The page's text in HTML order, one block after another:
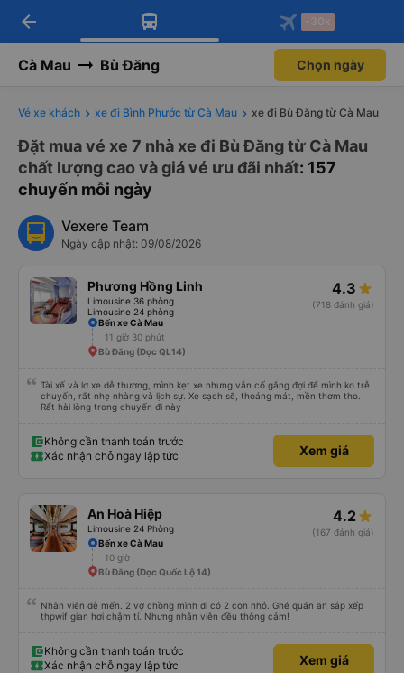
Tải app Vexere ngay!
Nhận ưu đãi thành viên độc
Mở app
Tải app Vexere
-30k/ghế khi đặt vé máy bay qua
Mở app
arrow_back -30k
Cà Mau Bù Đăng Chọn ngày
Vé xe khách xe đi Bình Phước từ Cà Mau xe đi Bù Đăng từ Cà Mau
Đặt mua vé xe 7 nhà xe đi Bù Đăng từ Cà Mau
chất lượng cao và giá vé ưu đãi nhất: 157
chuyến mỗi ngày
Vexere Team
Ngày cập nhật: 09/08/2026
Phương Hồng Linh
Limousine 36 phòng
Limousine 24 phòng
4.3
(718 đánh giá)
Bến xe Cà Mau
11 giờ 30 phút
Bù Đăng (Dọc QL14)
Tài xế và lơ xe dễ thương, mình kẹt xe nhưng vẫn cố gắng đợi để mình ko trễ
chuyến, rất nhẹ nhàng và lịch sự. Xe sạch sẽ, thoáng mát, mền thơm tho.
Rất hài lòng trong chuyến đi này
Không cần thanh toán trước
Xác nhận chỗ ngay lập tức
Xem giá
An Hoà Hiệp
Limousine 24 Phòng
4.2
(167 đánh giá)
Bến xe Cà Mau
10 giờ
Bù Đăng (Dọc Quốc Lộ 14)
Nhân viên dễ mến. 2 vợ chồng mình đi có 2 con nhỏ. Ghé quán ăn sắp xếp
thpwif gian hơi chậm tí. Nhưng nhân viên đều thông cảm!
Không cần thanh toán trước
Xác nhận chỗ ngay lập tức
Xem giá